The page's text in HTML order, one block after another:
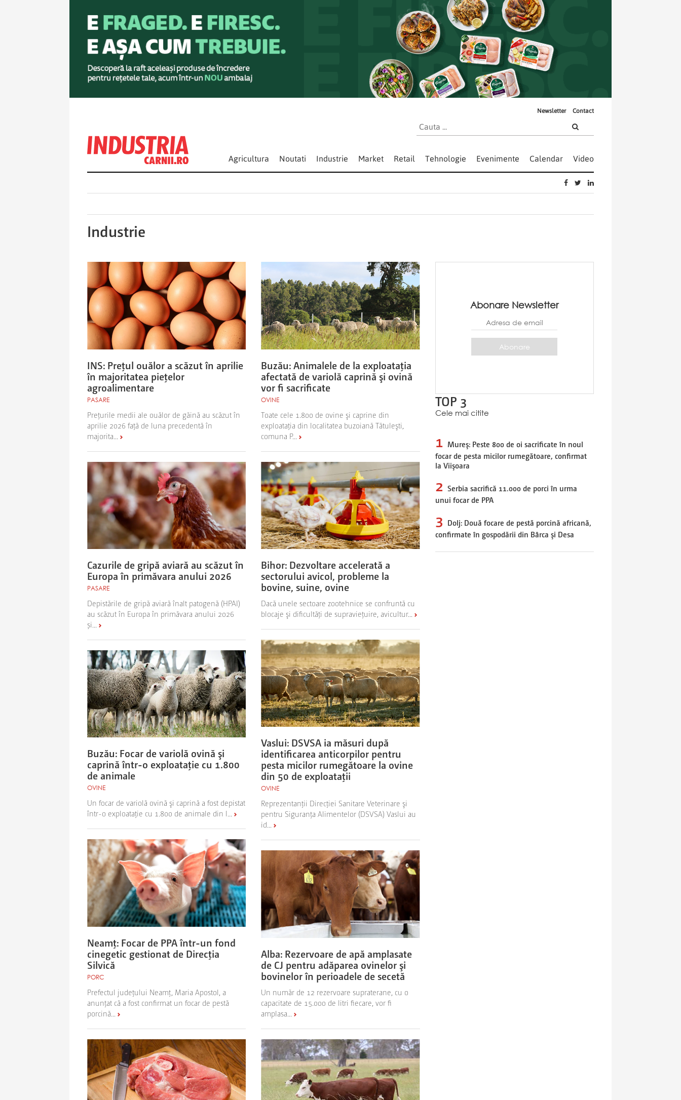
Newsletter Contact
Agricultura Noutati Industrie Market Retail Tehnologie Evenimente Calendar Video
Industrie
INS: Preţul ouălor a scăzut în aprilie
în majoritatea pieţelor
agroalimentare
PASARE
Preţurile medii ale ouălor de găină au scăzut în
aprilie 2026 faţă de luna precedentă în
majorita...
Cazurile de gripă aviară au scăzut în
Europa în primăvara anului 2026
PASARE
Depistările de gripă aviară înalt patogenă (HPAI)
au scăzut în Europa în primăvara anului 2026
și...
Buzău: Focar de variolă ovină şi
caprină într-o exploataţie cu 1.800
de animale
OVINE
Un focar de variolă ovină şi caprină a fost depistat
într-o exploataţie cu 1.800 de animale din l...
Neamţ: Focar de PPA într-un fond
cinegetic gestionat de Direcţia
Silvică
PORC
Prefectul judeţului Neamţ, Maria Apostol, a
anunţat că a fost confirmat un focar de pestă
porcină...
Buzău: Animalele de la exploataţia
afectată de variolă caprină şi ovină
vor fi sacrificate
OVINE
Toate cele 1.800 de ovine şi caprine din
exploataţia din localitatea buzoiană Tătuleşti,
comuna P...
Bihor: Dezvoltare accelerată a
sectorului avicol, probleme la
bovine, suine, ovine
Dacă unele sectoare zootehnice se confruntă cu
blocaje şi dificultăţi de supravieţuire, avicultur...
Vaslui: DSVSA ia măsuri după
identificarea anticorpilor pentru
pesta micilor rumegătoare la ovine
din 50 de exploataţii
OVINE
Reprezentanţii Direcţiei Sanitare Veterinare şi
pentru Siguranţa Alimentelor (DSVSA) Vaslui au
id...
Alba: Rezervoare de apă amplasate
de CJ pentru adăparea ovinelor şi
bovinelor în perioadele de secetă
Un număr de 12 rezervoare supraterane, cu o
capacitate de 15.000 de litri fiecare, vor fi
amplasa...
Abonare Newsletter
TOP 3
Cele mai citite
1 Mureş: Peste 800 de oi sacrificate în noul
focar de pesta micilor rumegătoare, confirmat
la Viişoara
2 Serbia sacrifică 11.000 de porci în urma
unui focar de PPA
3 Dolj: Două focare de pestă porcină africană,
confirmate în gospodării din Bârca şi Desa